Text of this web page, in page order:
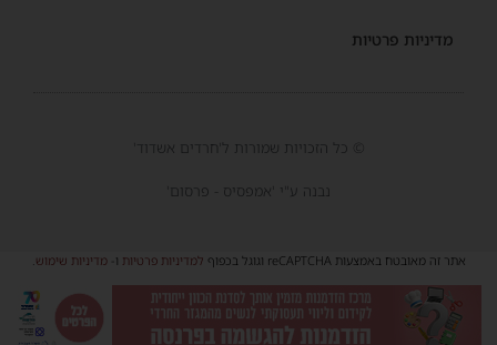
מדיניות פרטיות
© כל הזכויות שמורות ל'חרדים אשדוד'
נבנה ע"י 'אמפסיס - פרסום'
אתר זה מאובטח באמצעות reCAPTCHA וגוגל בכפוף למדיניות פרטיות ו-מדיניות שימוש.